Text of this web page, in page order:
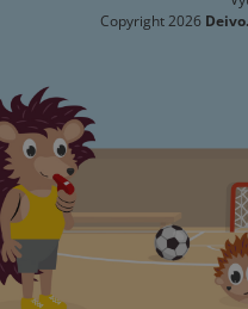
Copyright 2026